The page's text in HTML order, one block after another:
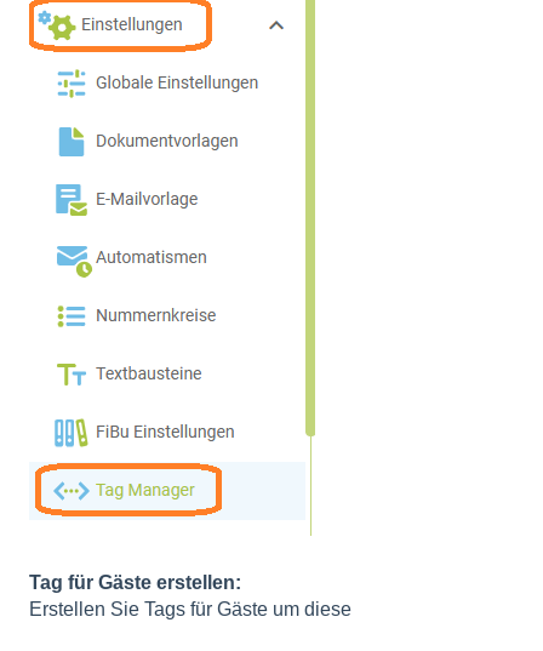
Tag für Gäste erstellen:
Erstellen Sie Tags für Gäste um diese